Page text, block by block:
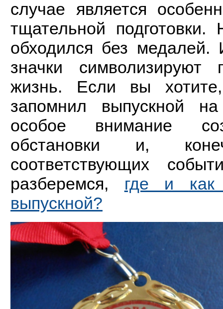
случае является
тщательной
обходился без медалей.
значки
жизнь. Если вы
запомнил выпускной
особое внимание
обстановки и,
соответствующих
разберемся, где и как
выпускной?